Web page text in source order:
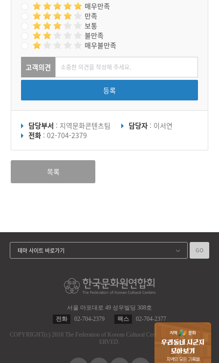
매우만족
만족
보통
불만족
매우불만족
고객의견
등록
담당부서 : 지역문화콘텐츠팀 담당자 : 이서연
전화 : 02-704-2379
목록
서울 마포대로 49 성우빌딩 308호
전화
02-704-2379 팩스 02-704-2377
COPYRIGHT(c) 2018 The Federation of Korean Cultural Centers.
ALL RIGHT RES
ERVED.
테마 사이트 바로가기 GO